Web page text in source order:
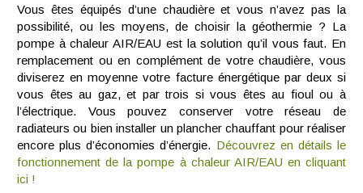
Vous êtes équipés d’une chaudière et vous n’avez pas la
possibilité, ou les moyens, de choisir la géothermie ? La
pompe à chaleur AIR/EAU est la solution qu’il vous faut. En
remplacement ou en complément de votre chaudière, vous
diviserez en moyenne votre facture énergétique par deux si
vous êtes au gaz, et par trois si vous êtes au fioul ou à
l’électrique. Vous pouvez conserver votre réseau de
radiateurs ou bien installer un plancher chauffant pour réaliser
encore plus d’économies d’énergie. Découvrez en détails le
fonctionnement de la pompe à chaleur AIR/EAU en cliquant
ici !